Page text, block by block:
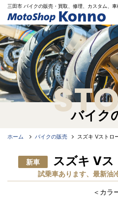
三田市 バイクの販売・買取、修理、カスタム、車
バイク
ホーム バイクの販売 スズキ Vストロ
新車 スズキ V
試乗車あります、最新油
＜カラ